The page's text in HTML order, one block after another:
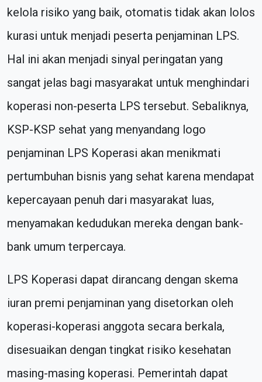
kelola risiko yang baik, otomatis tidak akan lolos
kurasi untuk menjadi peserta penjaminan LPS.
Hal ini akan menjadi sinyal peringatan yang
sangat jelas bagi masyarakat untuk menghindari
koperasi non-peserta LPS tersebut. Sebaliknya,
KSP-KSP sehat yang menyandang logo
penjaminan LPS Koperasi akan menikmati
pertumbuhan bisnis yang sehat karena mendapat
kepercayaan penuh dari masyarakat luas,
menyamakan kedudukan mereka dengan bank-
bank umum terpercaya.
LPS Koperasi dapat dirancang dengan skema
iuran premi penjaminan yang disetorkan oleh
koperasi-koperasi anggota secara berkala,
disesuaikan dengan tingkat risiko kesehatan
masing-masing koperasi. Pemerintah dapat